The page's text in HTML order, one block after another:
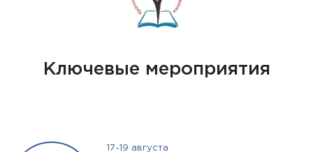
Ключевые мероприятия
17-19 августа